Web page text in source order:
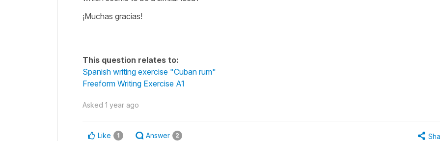
¡Muchas gracias!
This question relates to:
Spanish writing exercise "Cuban rum"
Freeform Writing Exercise A1
Asked 1 year ago
Like 1 Answer 2